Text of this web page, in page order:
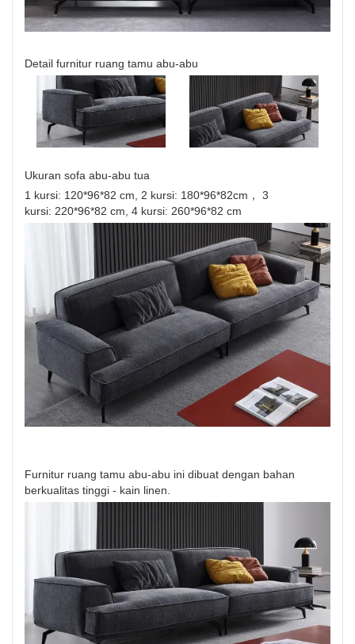
Detail furnitur ruang tamu abu-abu
Ukuran sofa abu-abu tua
1 kursi: 120*96*82 cm, 2 kursi: 180*96*82cm， 3
kursi: 220*96*82 cm, 4 kursi: 260*96*82 cm
Furnitur ruang tamu abu-abu ini dibuat dengan bahan
berkualitas tinggi - kain linen.